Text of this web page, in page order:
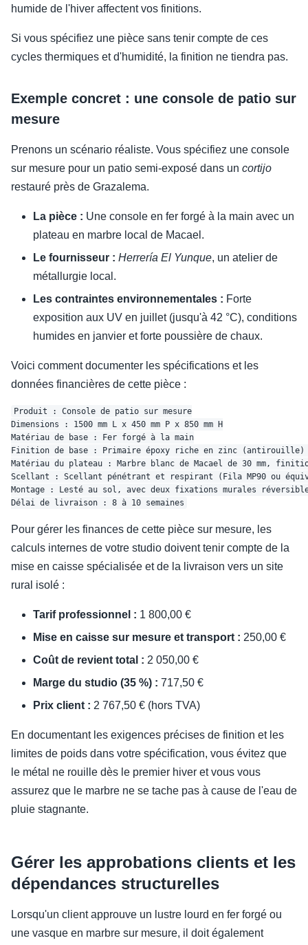
humide de l'hiver affectent vos finitions.
Si vous spécifiez une pièce sans tenir compte de ces
cycles thermiques et d'humidité, la finition ne tiendra pas.
Exemple concret : une console de patio sur
mesure
Prenons un scénario réaliste. Vous spécifiez une console
sur mesure pour un patio semi-exposé dans un cortijo
restauré près de Grazalema.
La pièce : Une console en fer forgé à la main avec un
plateau en marbre local de Macael.
Le fournisseur : Herrería El Yunque, un atelier de
métallurgie local.
Les contraintes environnementales : Forte
exposition aux UV en juillet (jusqu'à 42 °C), conditions
humides en janvier et forte poussière de chaux.
Voici comment documenter les spécifications et les
données financières de cette pièce :
Produit : Console de patio sur mesure
Dimensions : 1500 mm L x 450 mm P x 850 mm H
Matériau de base : Fer forgé à la main
Finition de base : Primaire époxy riche en zinc (antirouille)
Matériau du plateau : Marbre blanc de Macael de 30 mm,
Scellant : Scellant pénétrant et respirant (Fila MP90 ou
Montage : Lesté au sol, avec deux fixations murales
Pour gérer les finances de cette pièce sur mesure, les
calculs internes de votre studio doivent tenir compte de la
mise en caisse spécialisée et de la livraison vers un site
rural isolé :
Tarif professionnel : 1 800,00 €
Mise en caisse sur mesure et transport : 250,00 €
Coût de revient total : 2 050,00 €
Marge du studio (35 %) : 717,50 €
Prix client : 2 767,50 € (hors TVA)
En documentant les exigences précises de finition et les
limites de poids dans votre spécification, vous évitez que
le métal ne rouille dès le premier hiver et vous vous
assurez que le marbre ne se tache pas à cause de l'eau de
pluie stagnante.
Gérer les approbations clients et les
dépendances structurelles
Lorsqu'un client approuve un lustre lourd en fer forgé ou
une vasque en marbre sur mesure, il doit également